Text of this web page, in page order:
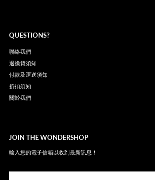
QUESTIONS?
聯絡我們
退換貨須知
付款及運送須知
折扣須知
關於我們
JOIN THE WONDERSHOP
輸入您的電子信箱以收到最新訊息！